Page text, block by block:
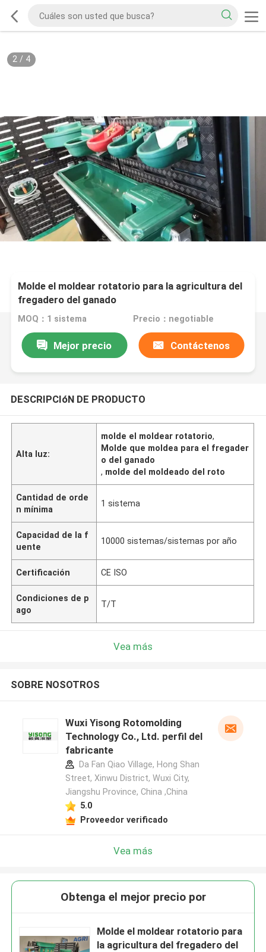
2/ 4
Molde el moldear rotatorio para la agricultura del
fregadero del ganado
MOQ：1 sistema Precio：negotiable
Mejor precio Contáctenos
DESCRIPCIóN DE PRODUCTO
Alta luz:
molde el moldear rotatorio,
Molde que moldea para el fregader
o del ganado
, molde del moldeado del roto
Cantidad de orde
n mínima
1 sistema
Capacidad de la f
uente
10000 sistemas/sistemas por año
Certificación CE ISO
Condiciones de p
ago
T/T
Vea más
SOBRE NOSOTROS
Wuxi Yisong Rotomolding
Technology Co., Ltd. perfil del
fabricante
Da Fan Qiao Village, Hong Shan
Street, Xinwu District, Wuxi City,
Jiangshu Province, China ,China
5.0
Proveedor verificado
Vea más
Obtenga el mejor precio por
Molde el moldear rotatorio para
la agricultura del fregadero del